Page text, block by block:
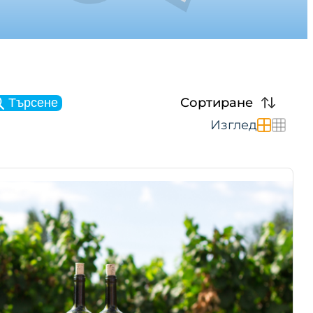
Търсене
Сортиране
Изглед